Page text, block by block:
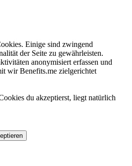
Einige sind zwingend
der Seite zu gewährleisten.
anonymisiert erfassen und
wir Benefits.me zielgerichtet
du akzeptierst, liegt natürlich